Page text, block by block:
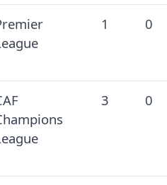
1 0
3 0